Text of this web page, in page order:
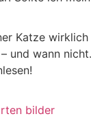
Katze
und wann